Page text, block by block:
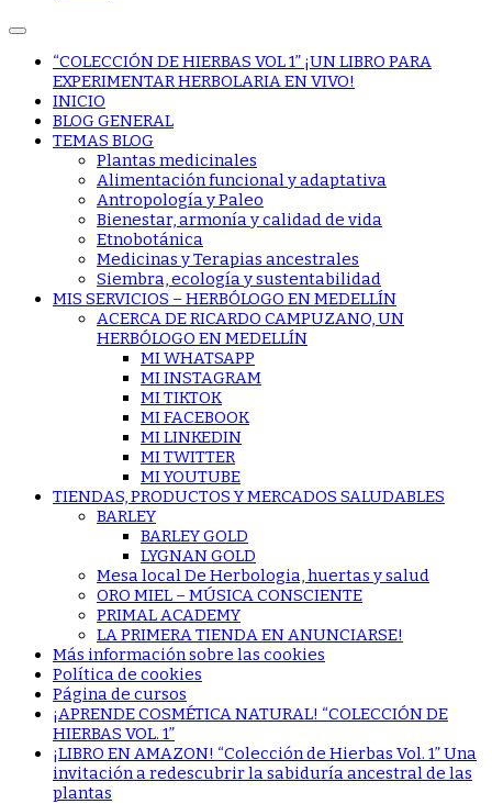
“COLECCIÓN DE HIERBAS VOL 1” ¡UN LIBRO PARA
EXPERIMENTAR HERBOLARIA EN VIVO!
INICIO
BLOG GENERAL
TEMAS BLOG
Plantas medicinales
Alimentación funcional y adaptativa
Antropología y Paleo
Bienestar, armonía y calidad de vida
Etnobotánica
Medicinas y Terapias ancestrales
Siembra, ecología y sustentabilidad
MIS SERVICIOS – HERBÓLOGO EN MEDELLÍN
ACERCA DE RICARDO CAMPUZANO, UN
HERBÓLOGO EN MEDELLÍN
MI WHATSAPP
MI INSTAGRAM
MI TIKTOK
MI FACEBOOK
MI LINKEDIN
MI TWITTER
MI YOUTUBE
TIENDAS, PRODUCTOS Y MERCADOS SALUDABLES
BARLEY
BARLEY GOLD
LYGNAN GOLD
Mesa local De Herbologia, huertas y salud
ORO MIEL – MÚSICA CONSCIENTE
PRIMAL ACADEMY
LA PRIMERA TIENDA EN ANUNCIARSE!
Más información sobre las cookies
Política de cookies
Página de cursos
¡APRENDE COSMÉTICA NATURAL! “COLECCIÓN DE
HIERBAS VOL. 1”
¡LIBRO EN AMAZON! “Colección de Hierbas Vol. 1” Una
invitación a redescubrir la sabiduría ancestral de las
plantas